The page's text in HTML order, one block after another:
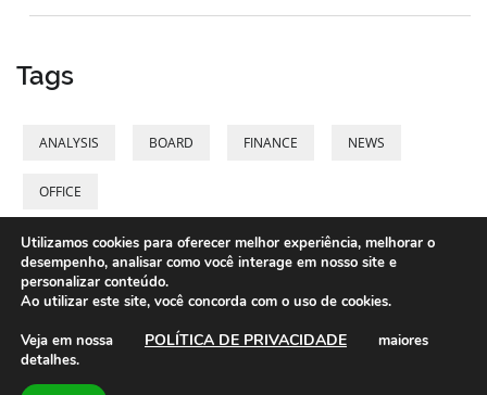
Tags
ANALYSIS BOARD FINANCE NEWS
OFFICE
©2021 LASPEF - Desenvolvido por:
Utilizamos cookies para oferecer melhor experiência, melhorar o
desempenho, analisar como você interage em nosso site e
personalizar conteúdo.
Ao utilizar este site, você concorda com o uso de cookies.
Veja em nossa
POLÍTICA DE PRIVACIDADE
maiores
detalhes.